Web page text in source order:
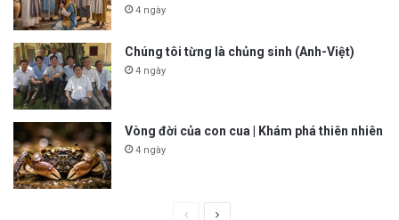
4 ngày
Chúng tôi từng là chủng sinh (Anh-Việt)
4 ngày
Vòng đời của con cua | Khám phá thiên nhiên
4 ngày